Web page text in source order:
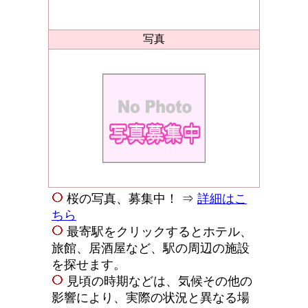
写真
桜の写真、募集中！ ⇒ 詳細はこ
ちら
最寄駅をクリックするとホテル、
旅館、居酒屋など、駅の周辺の施設
を探せます。
見頃の時期などは、気候その他の
影響により、実際の状況と異なる場